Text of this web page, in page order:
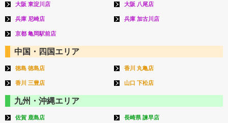
大阪 東淀川店 大阪 八尾店
兵庫 尼崎店 兵庫 加古川店
京都 亀岡駅前店
中国・四国エリア
徳島 徳島店 香川 丸亀店
香川 三豊店 山口 下松店
九州・沖縄エリア
佐賀 鹿島店 長崎県 諫早店